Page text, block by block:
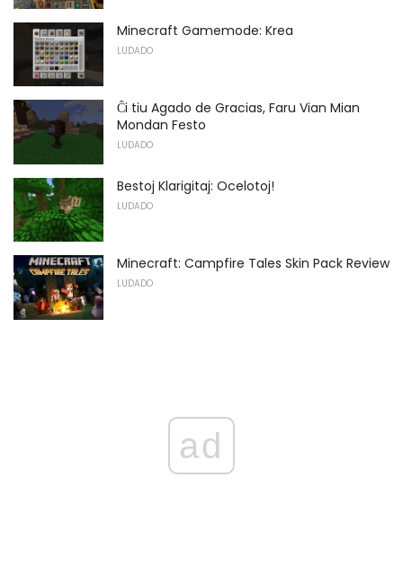
Minecraft Gamemode: Krea
LUDADO
Ĉi tiu Agado de Gracias, Faru Vian Mian
Mondan Festo
LUDADO
Bestoj Klarigitaj: Ocelotoj!
LUDADO
Minecraft: Campfire Tales Skin Pack Review
LUDADO
ad